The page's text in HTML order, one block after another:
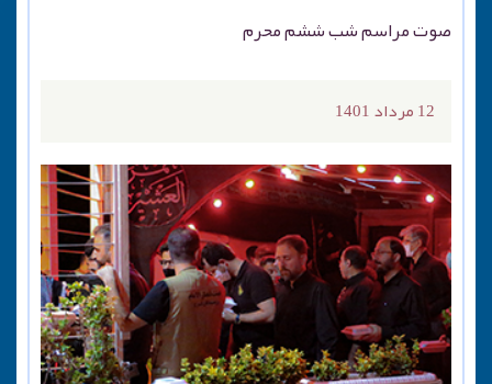
صوت مراسم شب ششم محرم
12 مرداد 1401